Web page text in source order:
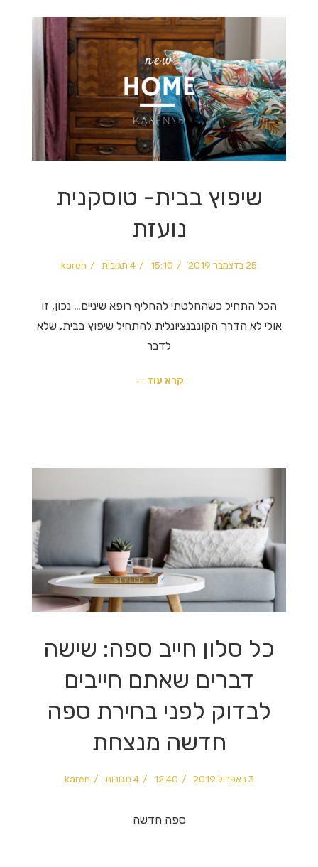
שיפוץ בבית- טוסקנית
נועזת
25 בדצמבר 2019 15:10 4 תגובות karen
הכל התחיל כשהחלטתי להחליף רופא שיניים… נכון, זו
אולי לא הדרך הקונבנציונלית להתחיל שיפוץ בבית, שלא
לדבר
קרא עוד ←
כל סלון חייב ספה: שישה
דברים שאתם חייבים
לבדוק לפני בחירת ספה
חדשה מנצחת
3 באפריל 2019 12:40 4 תגובות karen
ספה חדשה